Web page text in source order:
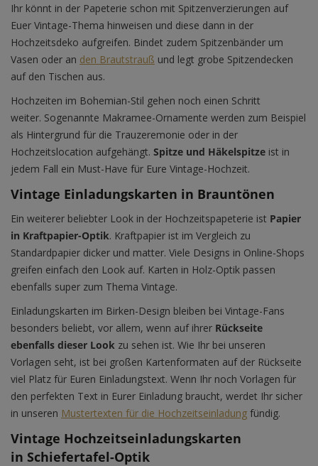
Ihr könnt in der Papeterie schon mit Spitzenverzierungen auf
Euer Vintage-Thema hinweisen und diese dann in der
Hochzeitsdeko aufgreifen. Bindet zudem Spitzenbänder um
Vasen oder an den Brautstrauß und legt grobe Spitzendecken
auf den Tischen aus.
Hochzeiten im Bohemian-Stil gehen noch einen Schritt
weiter. Sogenannte Makramee-Ornamente werden zum Beispiel
als Hintergrund für die Trauzeremonie oder in der
Hochzeitslocation aufgehängt. Spitze und Häkelspitze ist in
jedem Fall ein Must-Have für Eure Vintage-Hochzeit.
Vintage Einladungskarten in Brauntönen
Ein weiterer beliebter Look in der Hochzeitspapeterie ist Papier
in Kraftpapier-Optik. Kraftpapier ist im Vergleich zu
Standardpapier dicker und matter. Viele Designs in Online-Shops
greifen einfach den Look auf. Karten in Holz-Optik passen
ebenfalls super zum Thema Vintage.
Einladungskarten im Birken-Design bleiben bei Vintage-Fans
besonders beliebt, vor allem, wenn auf ihrer Rückseite
ebenfalls dieser Look zu sehen ist. Wie Ihr bei unseren
Vorlagen seht, ist bei großen Kartenformaten auf der Rückseite
viel Platz für Euren Einladungstext. Wenn Ihr noch Vorlagen für
den perfekten Text in Eurer Einladung braucht, werdet Ihr sicher
in unseren Mustertexten für die Hochzeitseinladung fündig.
Vintage Hochzeitseinladungskarten
in Schiefertafel-Optik